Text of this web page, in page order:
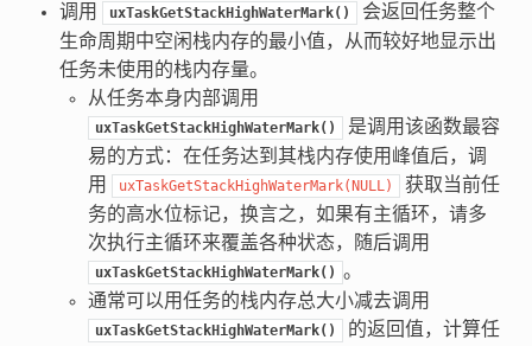
调用 uxTaskGetStackHighWaterMark()
会返回任务整个
生命周期中空闲栈内存的最小值，从而较好地显示出
任务未使用的栈内存量。
从任务本身内部调用
uxTaskGetStackHighWaterMark()
是调用该函数最容
易的方式：在任务达到其栈内存使用峰值后，调
用
uxTaskGetStackHighWaterMark(NULL)
获取当前任
务的高水位标记，换言之，如果有主循环，请多
次执行主循环来覆盖各种状态，随后调用
uxTaskGetStackHighWaterMark() 。
通常可以用任务的栈内存总大小减去调用
uxTaskGetStackHighWaterMark()
的返回值，计算任